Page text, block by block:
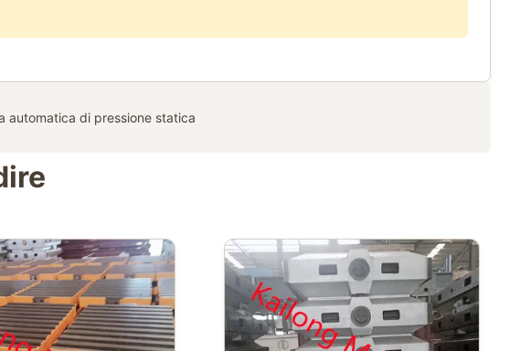
automatica di pressione statica